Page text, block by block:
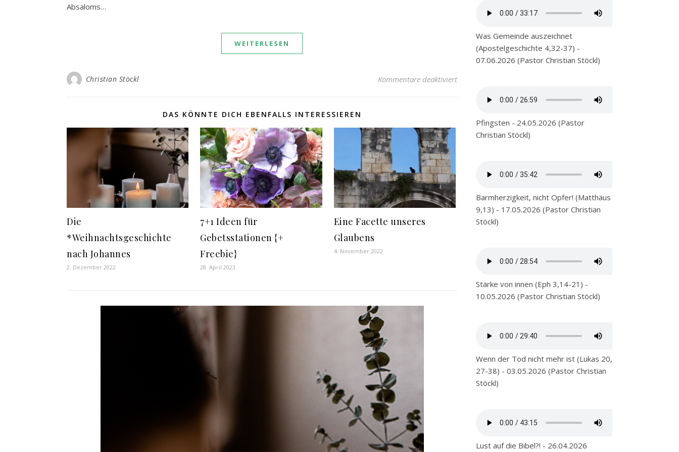
Absaloms…
WEITERLESEN
Christian Stöckl Kommentare deaktiviertfür Du bist ein Gott, der mich sieht
DAS KÖNNTE DICH EBENFALLS INTERESSIEREN
Die
*Weihnachtsgeschichte
nach Johannes
2. Dezember 2022
7+1 Ideen für
Gebetsstationen {+
Freebie}
28. April 2023
Eine Facette unseres
Glaubens
4. November 2022
Was Gemeinde auszeichnet
(Apostelgeschichte 4,32-37) -
07.06.2026 (Pastor Christian Stöckl)
Pfingsten - 24.05.2026 (Pastor
Christian Stöckl)
Barmherzigkeit, nicht Opfer! (Matthäus
9,13) - 17.05.2026 (Pastor Christian
Stöckl)
Stärke von innen (Eph 3,14-21) -
10.05.2026 (Pastor Christian Stöckl)
Wenn der Tod nicht mehr ist (Lukas 20,
27-38) - 03.05.2026 (Pastor Christian
Stöckl)
Lust auf die Bibel?! - 26.04.2026